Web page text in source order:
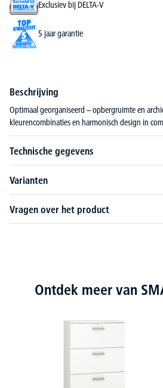
Exclusiev bij DELTA-V
5 jaar garantie
Beschrijving
Optimaal georganiseerd – opbergruimte en
kleurencombinaties en harmonisch design in
Technische gegevens
Varianten
Vragen over het product
Productgalerij overslaan
Ontdek meer van